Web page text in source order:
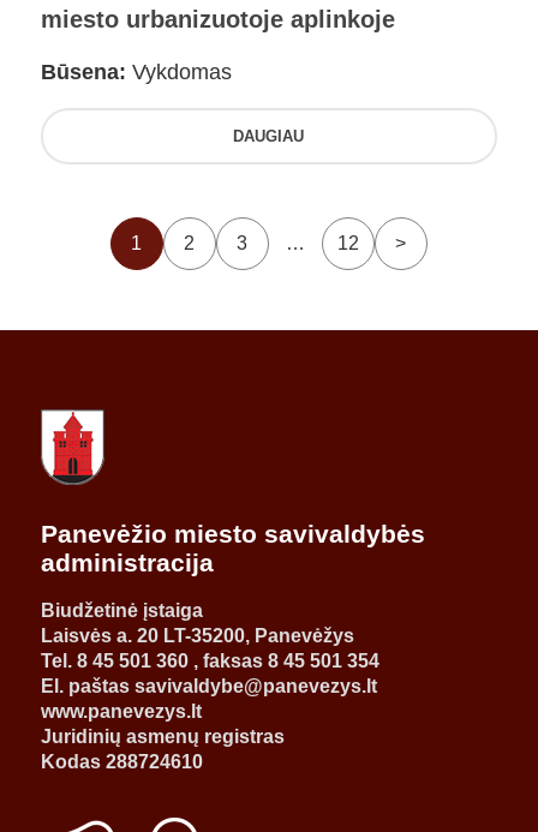
miesto urbanizuotoje aplinkoje
Būsena: Vykdomas
DAUGIAU
1 2 3 … 12 >
Panevėžio miesto savivaldybės
administracija
Biudžetinė įstaiga
Laisvės a. 20 LT-35200, Panevėžys
Tel. 8 45 501 360 , faksas 8 45 501 354
El. paštas savivaldybe@panevezys.lt
www.panevezys.lt
Juridinių asmenų registras
Kodas 288724610